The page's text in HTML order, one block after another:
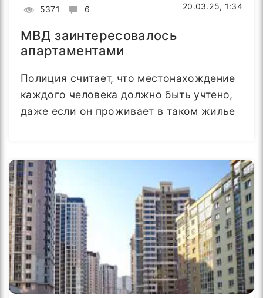
5371 6 20.03.25, 1:34
МВД заинтересовалось
апартаментами
Полиция считает, что местонахождение
каждого человека должно быть учтено,
даже если он проживает в таком жилье